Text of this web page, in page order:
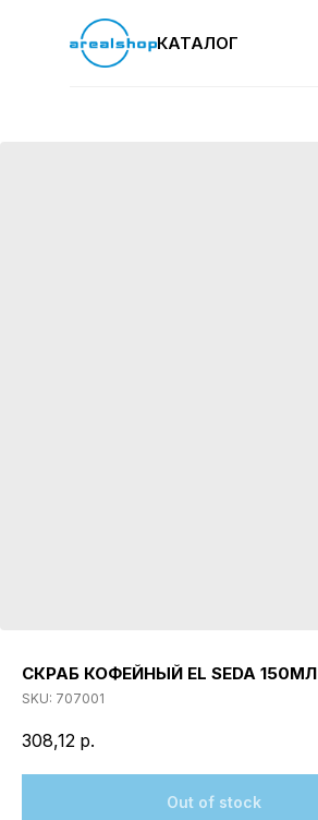
КАТАЛОГ
СКРАБ КОФЕЙНЫЙ EL SEDA 150МЛ
SKU: 707001
308,12 р.
Out of stock